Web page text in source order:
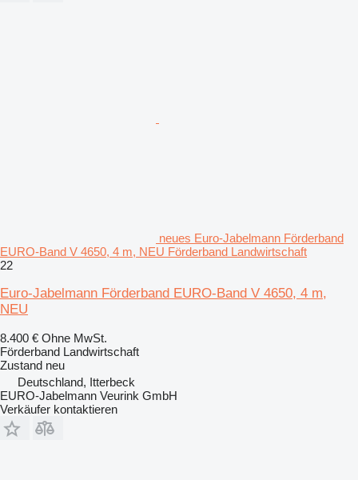
neues Euro-Jabelmann Förderband
EURO-Band V 4650, 4 m, NEU Förderband Landwirtschaft
22
Euro-Jabelmann Förderband EURO-Band V 4650, 4 m,
NEU
8.400 € Ohne MwSt.
Förderband Landwirtschaft
Zustand neu
Deutschland, Itterbeck
EURO-Jabelmann Veurink GmbH
Verkäufer kontaktieren